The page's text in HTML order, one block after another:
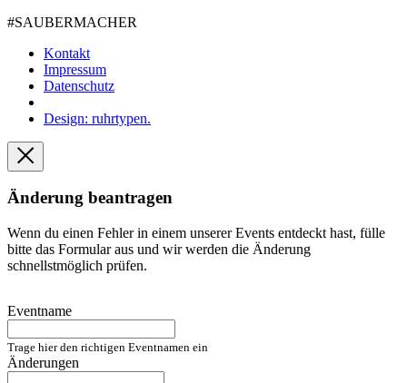
#SAUBER­MACHER
Kontakt
Impressum
Datenschutz
Design: ruhrtypen.
Änderung beantragen
Wenn du einen Fehler in einem unserer Events entdeckt hast, fülle
bitte das Formular aus und wir werden die Änderung
schnellstmöglich prüfen.
Eventname
Trage hier den richtigen Eventnamen ein
Änderungen